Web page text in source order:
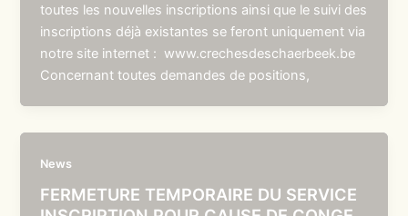
toutes les nouvelles inscriptions ainsi que le suivi des
inscriptions déjà existantes se feront uniquement via
notre site internet : www.crechesdeschaerbeek.be
Concernant toutes demandes de positions,
News
FERMETURE TEMPORAIRE DU SERVICE